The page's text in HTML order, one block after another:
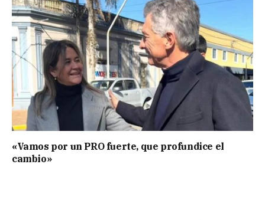
«Vamos por un PRO fuerte, que profundice el
cambio»